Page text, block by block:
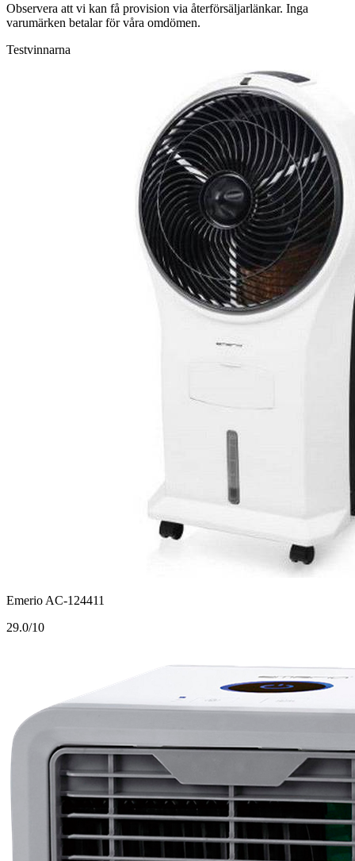
Observera att vi kan få provision via återförsäljarlänkar. Inga
varumärken betalar för våra omdömen.
Testvinnarna
Emerio AC-124411
29.0/10